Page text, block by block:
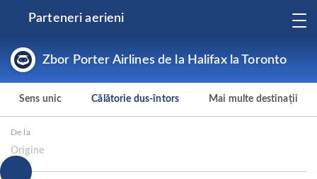
Parteneri aerieni
Zbor Porter Airlines de la Halifax la Toronto
Sens unic Călătorie dus-întors Mai multe destinații
De la
Origine